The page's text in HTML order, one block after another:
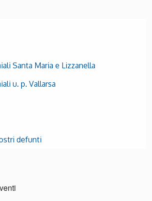
Santa Maria e Lizzanella
u. p. Vallarsa
defunti